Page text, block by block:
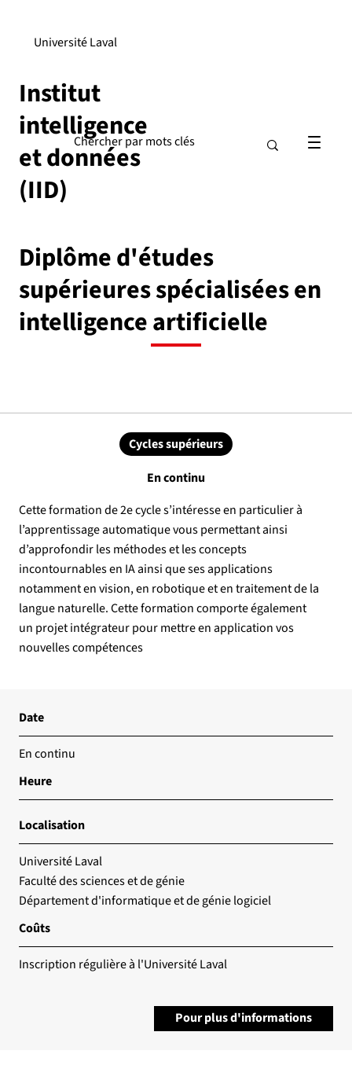
Institut
intelligence
et données
(IID)
Université Laval
Diplôme d'études
supérieures spécialisées en
intelligence artificielle
Cycles supérieurs
En continu
Cette formation de 2e cycle s’intéresse en particulier à
l’apprentissage automatique vous permettant ainsi
d’approfondir les méthodes et les concepts
incontournables en IA ainsi que ses applications
notamment en vision, en robotique et en traitement de la
langue naturelle. Cette formation comporte également
un projet intégrateur pour mettre en application vos
nouvelles compétences
Date
En continu
Heure
Localisation
Université Laval
Faculté des sciences et de génie
Département d'informatique et de génie logiciel
Coûts
Inscription régulière à l'Université Laval
Pour plus d'informations